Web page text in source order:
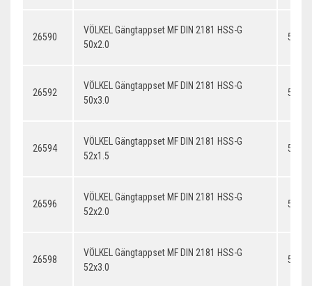
26590
VÖLKEL Gängtappset MF DIN 2181 HSS-G
50x2.0
26592
VÖLKEL Gängtappset MF DIN 2181 HSS-G
50x3.0
26594
VÖLKEL Gängtappset MF DIN 2181 HSS-G
52x1.5
26596
VÖLKEL Gängtappset MF DIN 2181 HSS-G
52x2.0
26598
VÖLKEL Gängtappset MF DIN 2181 HSS-G
52x3.0